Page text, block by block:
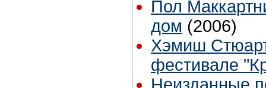
Пол
дом (2006)
Хэмиш
фестивале